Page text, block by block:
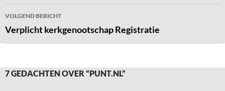
VOLGEND BERICHT
Verplicht kerkgenootschap Registratie
7 GEDACHTEN OVER “PUNT.NL”